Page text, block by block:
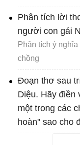
Phân tích lời
người con gái
Phân tích ý
chồng
Đoạn thơ sau
Diệu. Hãy điền
một trong các
hoàn" sao cho